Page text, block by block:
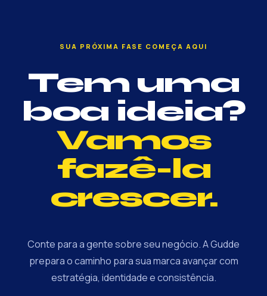
SUA PRÓXIMA FASE COMEÇA AQUI
Tem uma
boa ideia?
Vamos
fazê-la
crescer.
Conte para a gente sobre seu negócio. A Gudde
prepara o caminho para sua marca avançar com
estratégia, identidade e consistência.